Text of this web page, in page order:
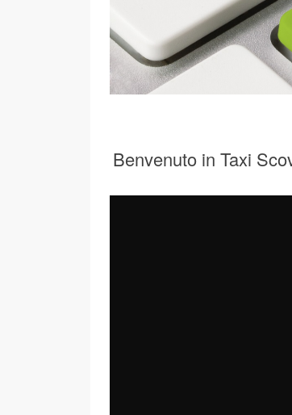
Benvenuto in Taxi